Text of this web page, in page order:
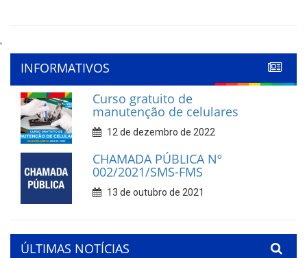
'
INFORMATIVOS
Curso gratuito de
manutenção de celulares
12 de dezembro de 2022
CHAMADA PÚBLICA Nº
002/2021/SMS-FMS
13 de outubro de 2021
ÚLTIMAS NOTÍCIAS